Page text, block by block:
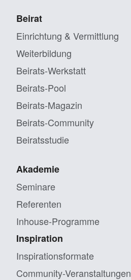
Beirat
Einrichtung & Vermittlung
Weiterbildung
Beirats-Werkstatt
Beirats-Pool
Beirats-Magazin
Beirats-Community
Beiratsstudie
Akademie
Seminare
Referenten
Inhouse-Programme
Inspiration
Inspirationsformate
Community-Veranstaltungen